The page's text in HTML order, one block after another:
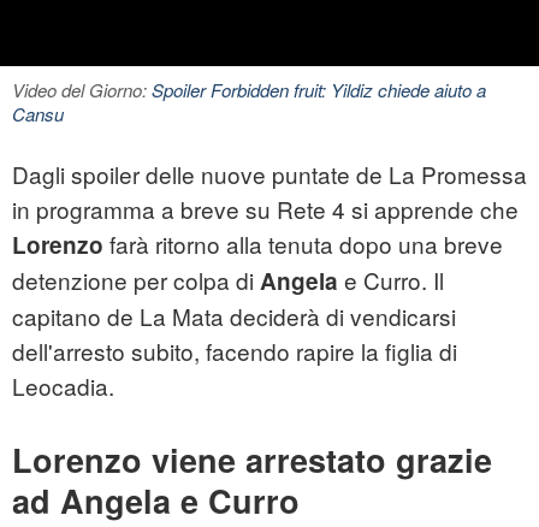
Video del Giorno:Spoiler Forbidden fruit: Yildiz chiede aiuto a
Cansu
Dagli spoiler delle nuove puntate de La Promessa
in programma a breve su Rete 4 si apprende che
Lorenzo farà ritorno alla tenuta dopo una breve
detenzione per colpa di Angela e Curro. Il
capitano de La Mata deciderà di vendicarsi
dell'arresto subito, facendo rapire la figlia di
Leocadia.
Lorenzo viene arrestato grazie
ad Angela e Curro